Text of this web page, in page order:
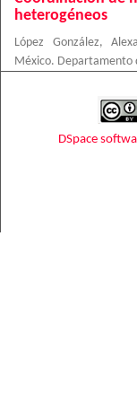
heterogéneos
López González,
México. Departamento
DSpace